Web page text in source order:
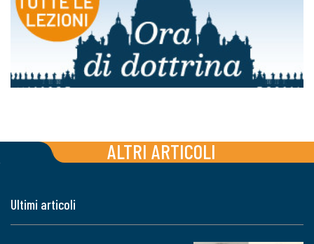
ALTRI ARTICOLI
Ultimi articoli